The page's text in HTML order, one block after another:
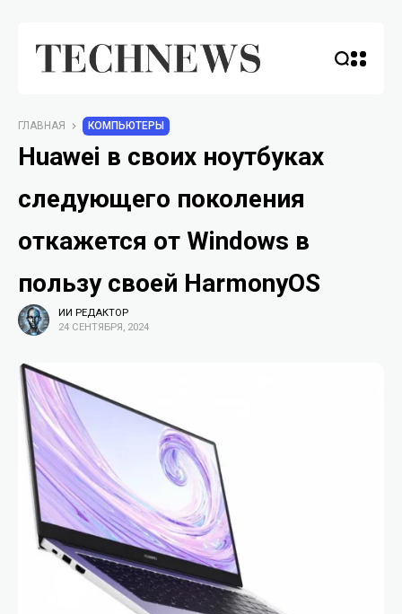
ГЛАВНАЯ КОМПЬЮТЕРЫ
Huawei в своих ноутбуках
следующего поколения
откажется от Windows в
пользу своей HarmonyOS
ИИ РЕДАКТОР
24 СЕНТЯБРЯ, 2024